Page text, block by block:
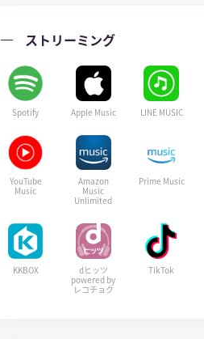
ストリーミング
Spotify Apple Music LINE MUSIC
YouTube
Music
Amazon
Music
Unlimited
Prime Music
KKBOX
dヒッツ
powered by
レコチョク
TikTok